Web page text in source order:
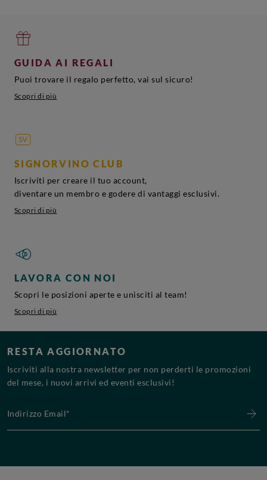
GUIDA AI REGALI
Puoi trovare il regalo perfetto, vai sul sicuro!
Scopri di più
SIGNORVINO CLUB
Iscriviti per creare il tuo account,
diventare un membro e godere di vantaggi esclusivi.
Scopri di più
LAVORA CON NOI
Scopri le posizioni aperte e unisciti al team!
Scopri di più
RESTA AGGIORNATO
Iscriviti alla nostra newsletter per non perderti le promozioni
del mese, i nuovi arrivi ed eventi esclusivi!